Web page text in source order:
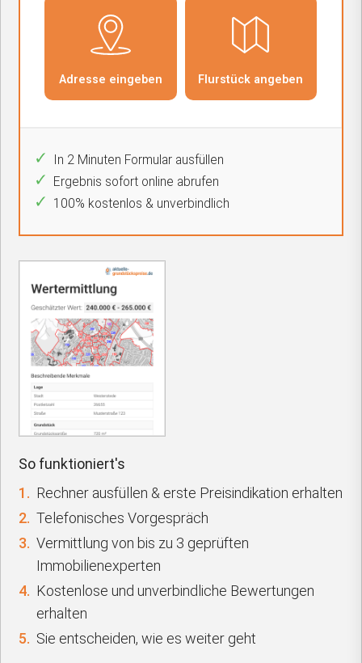
In 2 Minuten Formular ausfüllen
Ergebnis sofort online abrufen
100% kostenlos & unverbindlich
So funktioniert's
1. Rechner ausfüllen & erste Preisindikation erhalten
2. Telefonisches Vorgespräch
3. Vermittlung von bis zu 3 geprüften
Immobilienexperten
4. Kostenlose und unverbindliche Bewertungen
erhalten
5. Sie entscheiden, wie es weiter geht